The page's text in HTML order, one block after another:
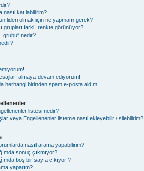
nasıl katılabilirim?
lideri olmak için ne yapmam gerek?
grupları farklı renkte görünüyor?
grubu” nedir?
almaya devam ediyorum!
herhangi birinden spam e-posta aldım!
listesi nedir?
veya Engellenenler listeme nasıl ekleyebilir / silebilirim?
nasıl arama yapabilirim?
sonuç çıkmıyor?
boş bir sayfa çıkıyor!?
yaparım?